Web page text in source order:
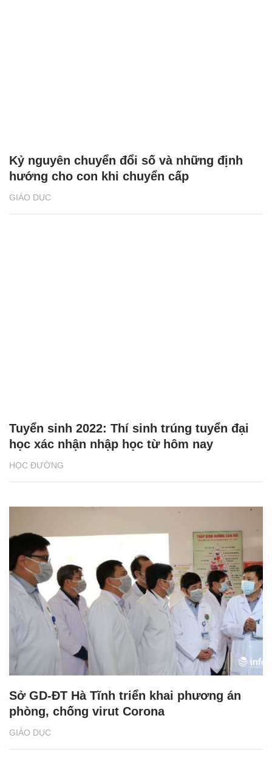
GIÁO DỤC
Kỷ nguyên chuyển đổi số và những định
hướng cho con khi chuyển cấp
HỌC ĐƯỜNG
Tuyển sinh 2022: Thí sinh trúng tuyển đại
học xác nhận nhập học từ hôm nay
GIÁO DỤC
Sở GD-ĐT Hà Tĩnh triển khai phương án
phòng, chống virut Corona